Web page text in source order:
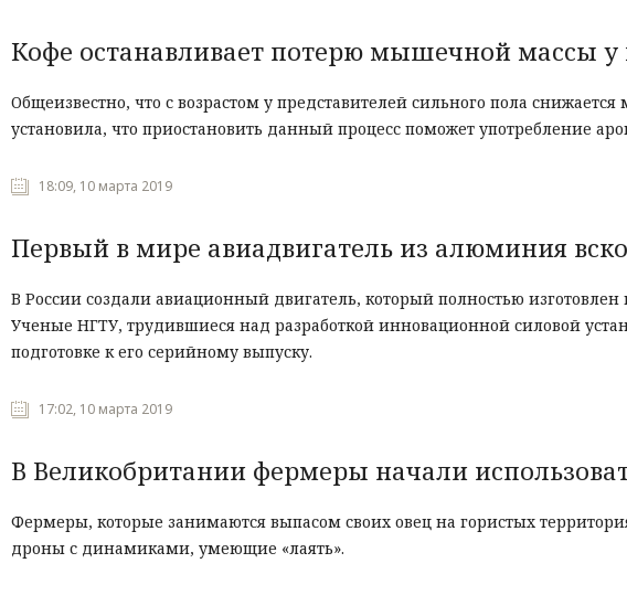
Кофе останавливает потерю мышечной массы
Общеизвестно, что с возрастом у представителей сильного пола
установила, что приостановить данный процесс поможет употребление
18:09, 10 марта 2019
Первый в мире авиадвигатель из алюминия
В России создали авиационный двигатель, который полностью
Ученые НГТУ, трудившиеся над разработкой инновационной силовой
подготовке к его серийному выпуску.
17:02, 10 марта 2019
В Великобритании фермеры начали
Фермеры, которые занимаются выпасом своих овец на гористых
дроны с динамиками, умеющие «лаять».